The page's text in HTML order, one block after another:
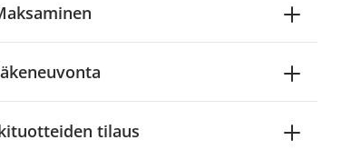
tilaus